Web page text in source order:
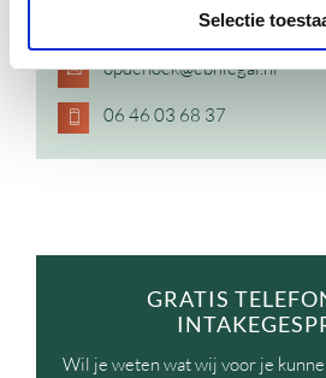
Selectie
Klaas op de Hoek
opdehoek@ebhlegal.nl
06 46 03 68 37
GRATIS
Wil je weten wat wij voor je